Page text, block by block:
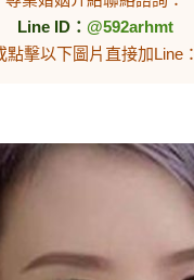
Line ID： @592arhmt
點擊以下圖片直接加Line：